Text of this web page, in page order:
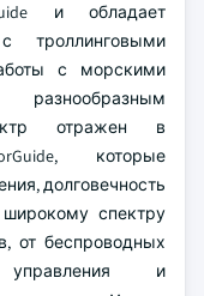
и обладает
троллинговыми
с морскими
отражен в
которые
долговечность
широкому спектру
от беспроводных
и